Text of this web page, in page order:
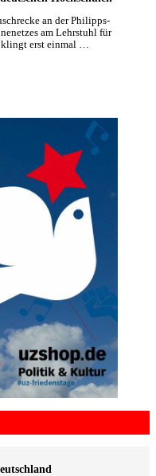
an der Philipps-
am Lehrstuhl für
klingt erst einmal …